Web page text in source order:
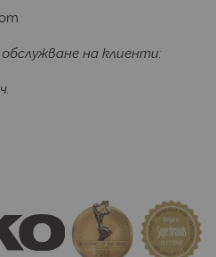
на клиенти: